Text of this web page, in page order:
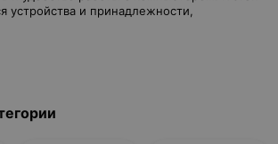
устройства и принадлежности,